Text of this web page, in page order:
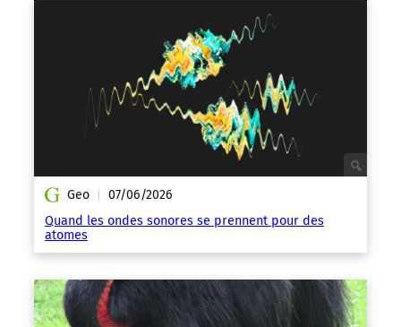
Geo | 07/06/2026
Quand les ondes sonores se prennent pour des
atomes